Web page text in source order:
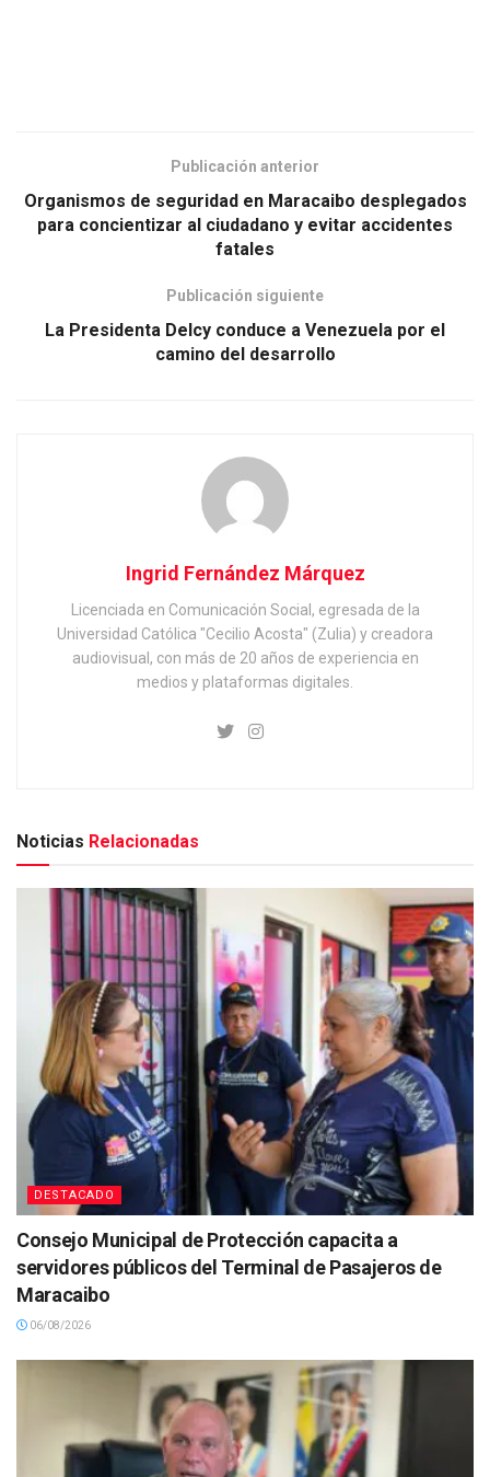
Publicación anterior
Organismos de seguridad en Maracaibo desplegados
para concientizar al ciudadano y evitar accidentes
fatales
Publicación siguiente
La Presidenta Delcy conduce a Venezuela por el
camino del desarrollo
Ingrid Fernández Márquez
Licenciada en Comunicación Social, egresada de la
Universidad Católica "Cecilio Acosta" (Zulia) y creadora
audiovisual, con más de 20 años de experiencia en
medios y plataformas digitales.
Noticias Relacionadas
DESTACADO
Consejo Municipal de Protección capacita a
servidores públicos del Terminal de Pasajeros de
Maracaibo
06/08/2026